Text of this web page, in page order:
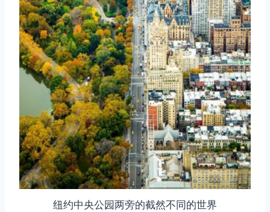
纽约中央公园两旁的截然不同的世界